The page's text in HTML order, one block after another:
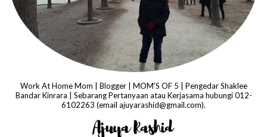
Work At Home Mom | Blogger | MOM'S OF 5 | Pengedar Shaklee
Bandar Kinrara | Sebarang Pertanyaan atau Kerjasama hubungi 012-
6102263 (email ajuyarashid@gmail.com).